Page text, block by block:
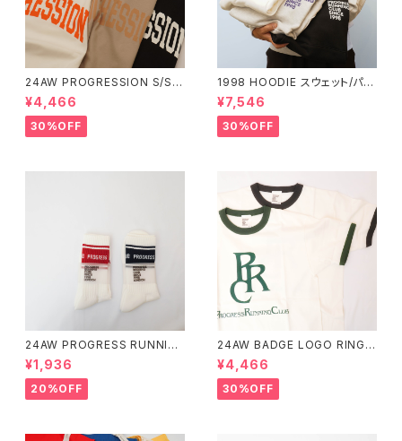
24AW PROGRESSION S/SL
V Tシャツ PROGRESS RUN
NING CLUB(プログレスランニ
ングクラブ)
¥4,466
30%OFF
1998 HOODIE スウェット/パー
カー PROGRESS RUNNING
CLUB(プログレスランニングク
ラブ) PRC-24AW 07
¥7,546
30%OFF
24AW PROGRESS RUNNIN
G CLUB - WIDE LINE SOCK
S プログレスランニングクラブ
ワイドラインソックス
¥1,936
20%OFF
24AW BADGE LOGO RINGE
R Tシャツ PROGRESS RUN
NING CLUB(プログレスランニ
ングクラブ)
¥4,466
30%OFF